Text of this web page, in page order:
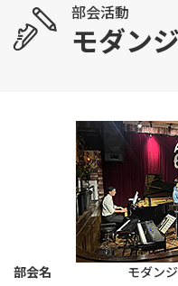
部会活動
モダン
部会名 モダン